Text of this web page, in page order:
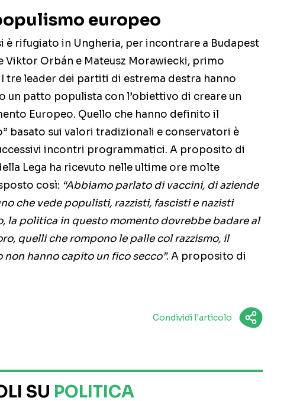
europeo
è rifugiato in Ungheria, per incontrare a Budapest
Orbán e Mateusz Morawiecki, primo
tre leader dei partiti di estrema destra hanno
un patto populista con l’obiettivo di creare un
Europeo. Quello che hanno definito il
basato sui valori tradizionali e conservatori è
incontri programmatici. A proposito di
Lega ha ricevuto nelle ultime ore molte
così: “Abbiamo parlato di vaccini, di aziende
che vede populisti, razzisti, fascisti e nazisti
la politica in questo momento dovrebbe badare al
quelli che rompono le palle col razzismo, il
hanno capito un fico secco”. A proposito di
Condividi l'articolo
SU POLITICA